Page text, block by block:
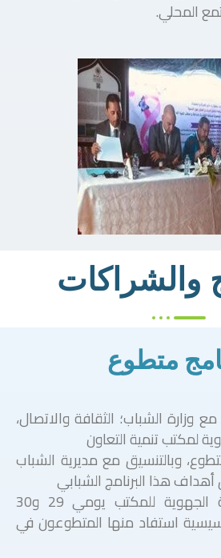
المحلي.
والشراكات
متطوع
وزارة الشباب؛ الثقافة والاتصال،
لمكتب تنمية التعاون
وبالتنسيق مع مديرية الشباب
هذا البرنامج الشبابي
حيث نظمت المندوبية الجهوية للمكتب يومي 29 و30
تحسيسية استفاد منها المتطوعون في